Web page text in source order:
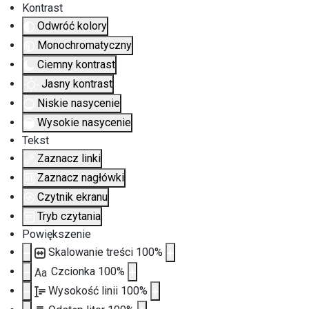
Kontrast
Odwróć kolory
Monochromatyczny
Ciemny kontrast
Jasny kontrast
Niskie nasycenie
Wysokie nasycenie
Tekst
Zaznacz linki
Zaznacz nagłówki
Czytnik ekranu
Tryb czytania
Powiększenie
Skalowanie treści 100%
Aa Czcionka 100%
Wysokość linii 100%